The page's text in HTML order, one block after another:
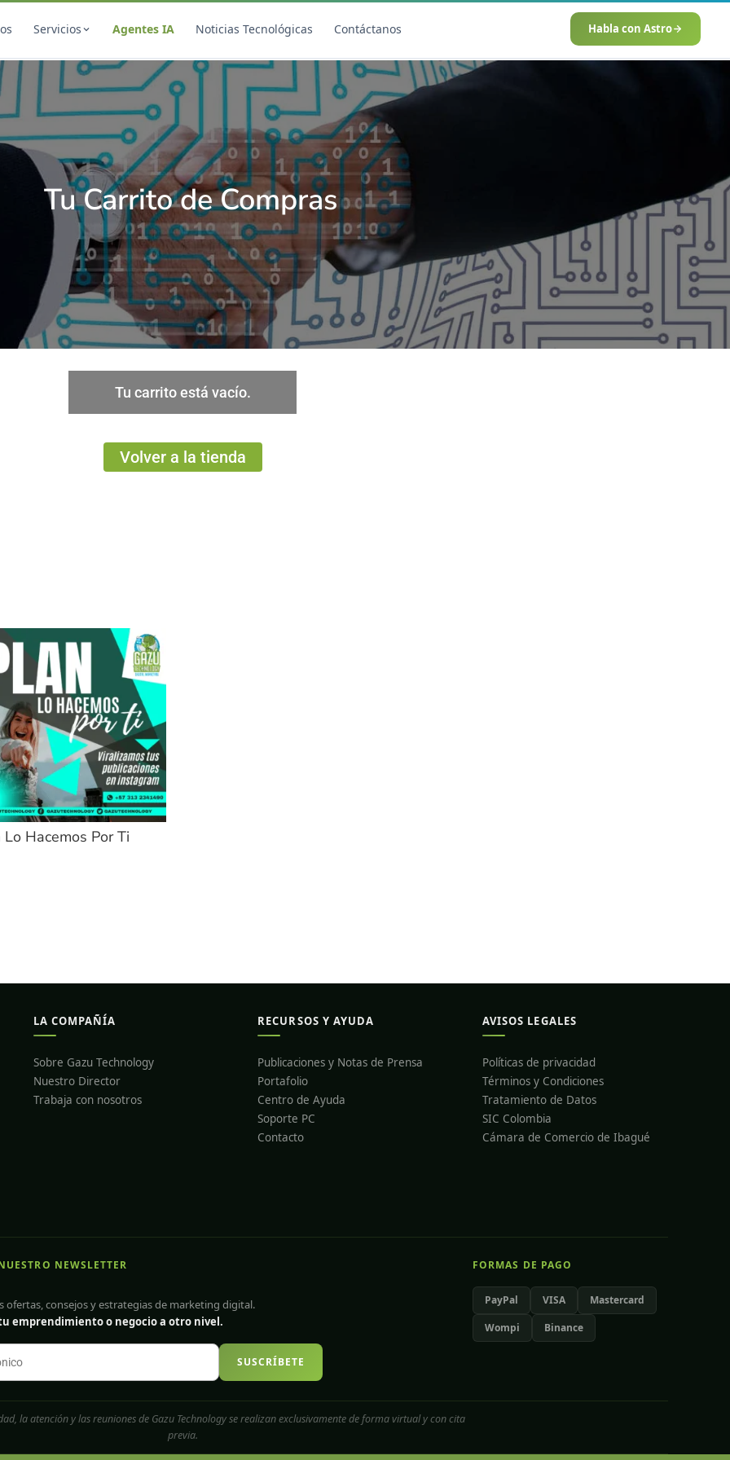
Servicios Agentes IA Noticias Tecnológicas Contáctanos Habla con Astro
Desarrollo Web
Diseño Web Premium
Mantenimiento de Sitios Web
SEO
Consultoría SEO
Auditoría SEO Técnica
SEO Local Avanzado
Posicionamiento en IA (GEO)
NEW
Automatización Inteligente
Tu Carrito de Compras
Tu carrito está vacío.
Volver a la tienda
Lo Hacemos Por Ti
LA COMPAÑÍA
Sobre Gazu Technology
Nuestro Director
Trabaja con nosotros
RECURSOS Y AYUDA
Publicaciones y Notas de Prensa
Portafolio
Centro de Ayuda
Soporte PC
Contacto
AVISOS LEGALES
Políticas de privacidad
Términos y Condiciones
Tratamiento de Datos
SIC Colombia
Cámara de Comercio de Ibagué
NEWSLETTER
ofertas, consejos y estrategias de marketing digital.
emprendimiento o negocio a otro nivel.
SUSCRÍBETE
FORMAS DE PAGO
PayPal VISA
Mastercard
Wompi
Binance
la atención y las reuniones de Gazu Technology se realizan exclusivamente de forma virtual y con cita
previa.